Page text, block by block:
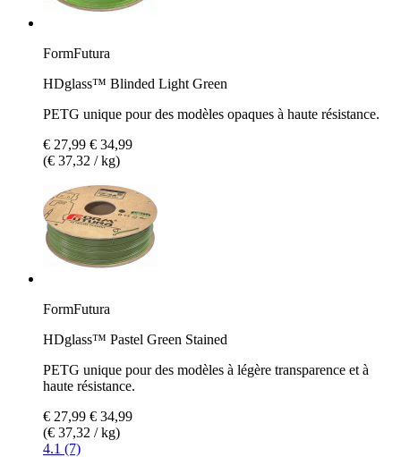
FormFutura
HDglass™ Blinded Light Green
PETG unique pour des modèles opaques à haute résistance.
€ 27,99 € 34,99
(€ 37,32 / kg)
FormFutura
HDglass™ Pastel Green Stained
PETG unique pour des modèles à légère transparence et à
haute résistance.
€ 27,99 € 34,99
(€ 37,32 / kg)
4.1 (7)